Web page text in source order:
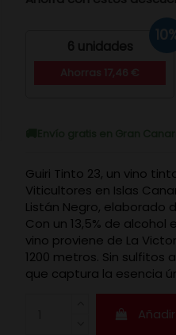
6 unidades
Guiri Tinto 23, un vino
Viticultores en Islas
Listán Negro, elaborado
Con un 13,5% de
vino proviene de La
1200 metros. Sin
que captura la esencia